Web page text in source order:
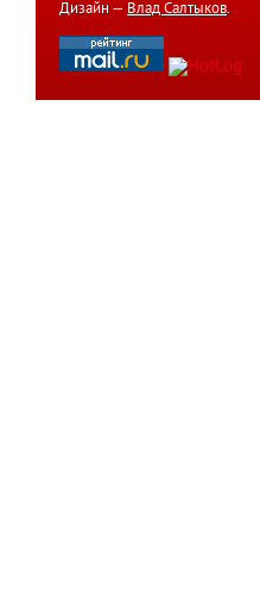
Дизайн — Влад Салтыков.